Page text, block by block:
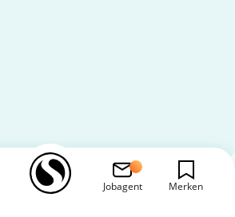
Jobagent Merken